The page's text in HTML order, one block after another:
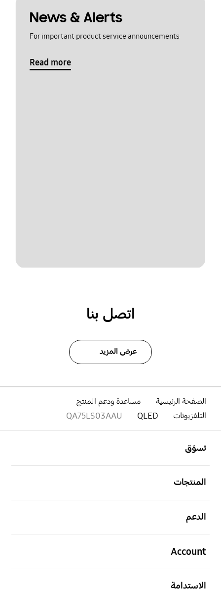
News & Alerts
For important product service announcements
Read more
اتصل بنا
عرض المزيد
الصفحة الرئيسية
مساعدة ودعم المنتج
التلفزيونات
QLED
QA75LS03AAU
تسوّق
المنتجات
الدعم
Account
الاستدامة